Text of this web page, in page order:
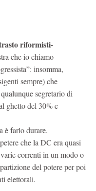
riformisti-
che io chiamo
insomma,
sempre) che
segretario di
ghetto del 30% e
è farlo durare.
che la DC era quasi
correnti in un modo o
del potere per poi
elettorali.